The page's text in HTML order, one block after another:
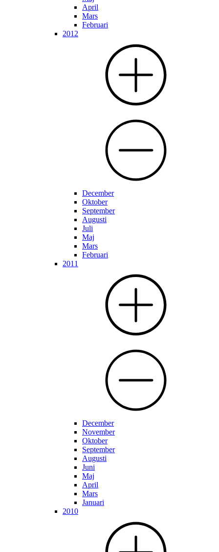
April
Mars
Februari
2012
December
Oktober
September
Augusti
Juli
Maj
Mars
Februari
2011
December
November
Oktober
September
Augusti
Juni
Maj
April
Mars
Januari
2010